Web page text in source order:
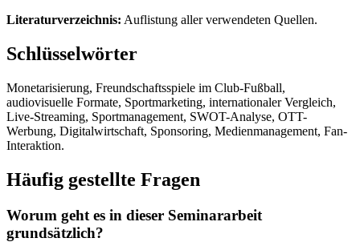
Literaturverzeichnis: Auflistung aller verwendeten Quellen.
Schlüsselwörter
Monetarisierung, Freundschaftsspiele im Club-Fußball,
audiovisuelle Formate, Sportmarketing, internationaler Vergleich,
Live-Streaming, Sportmanagement, SWOT-Analyse, OTT-
Werbung, Digitalwirtschaft, Sponsoring, Medienmanagement, Fan-
Interaktion.
Häufig gestellte Fragen
Worum geht es in dieser Seminararbeit
grundsätzlich?